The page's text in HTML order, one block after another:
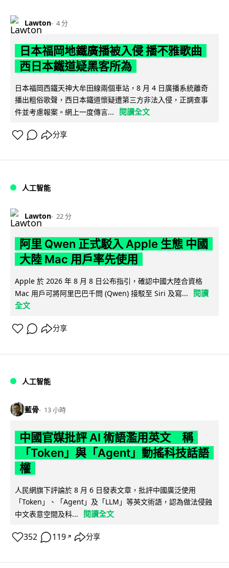
Lawton 4 分
日本福岡地鐵廣播被入侵 播不雅歌曲
西日本鐵道疑黑客所為
日本福岡西鐵天神大牟田線兩個車站，8 月 4 日廣播系統離奇
播出粗俗歌聲，西日本鐵道懷疑遭第三方非法入侵，正調查事
件並考慮報案。網上一度傳言...
閱讀全文
分享
人工智能
Lawton 22 分
阿里 Qwen 正式駁入 Apple 生態 中國
大陸 Mac 用戶率先使用
Apple 於 2026 年 8 月 8 日公布指引，確認中國大陸合資格
Mac 用戶可將阿里巴巴千問 (Qwen) 接駁至 Siri 及寫...
閱讀
全文
分享
人工智能
藍骨 13 小時
中國官媒批評 AI 術語濫用英文 稱
「Token」與「Agent」動搖科技話語
權
人民網旗下評論於 8 月 6 日發表文章，批評中國廣泛使用
「Token」、「Agent」及「LLM」等英文術語，認為做法侵蝕
中文表意空間及科...
閱讀全文
352 119 ↗ 分享